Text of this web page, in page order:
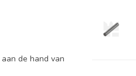
de hand van